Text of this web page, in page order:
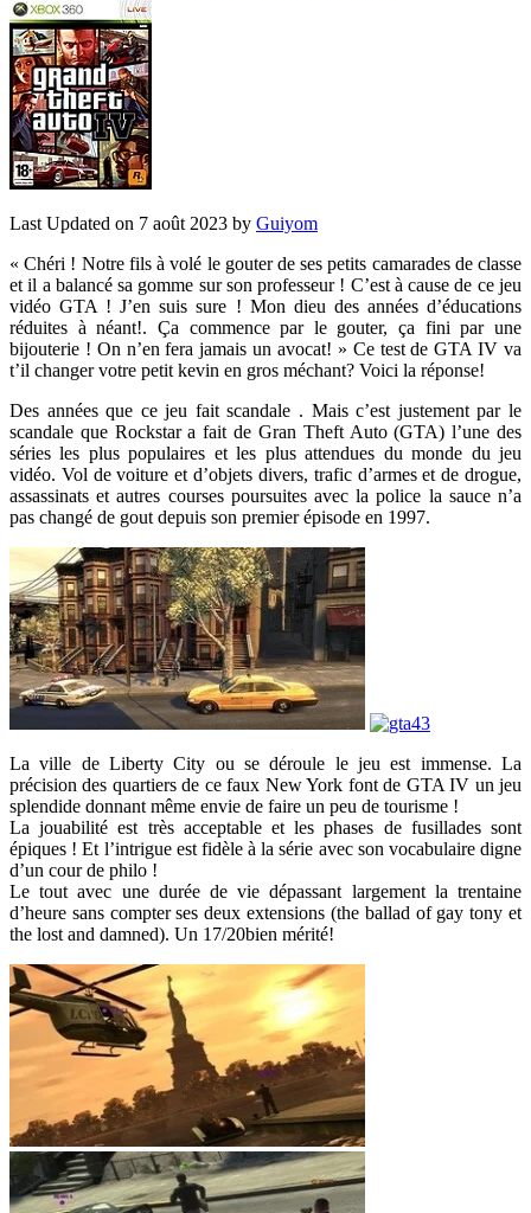
Last Updated on 7 août 2023 by Guiyom
« Chéri ! Notre fils à volé le gouter de ses petits camarades de classe
et il a balancé sa gomme sur son professeur ! C’est à cause de ce jeu
vidéo GTA ! J’en suis sure ! Mon dieu des années d’éducations
réduites à néant!. Ça commence par le gouter, ça fini par une
bijouterie ! On n’en fera jamais un avocat! » Ce test de GTA IV va
t’il changer votre petit kevin en gros méchant? Voici la réponse!
Des années que ce jeu fait scandale . Mais c’est justement par le
scandale que Rockstar a fait de Gran Theft Auto (GTA) l’une des
séries les plus populaires et les plus attendues du monde du jeu
vidéo. Vol de voiture et d’objets divers, trafic d’armes et de drogue,
assassinats et autres courses poursuites avec la police la sauce n’a
pas changé de gout depuis son premier épisode en 1997.
La ville de Liberty City ou se déroule le jeu est immense. La
précision des quartiers de ce faux New York font de GTA IV un jeu
splendide donnant même envie de faire un peu de tourisme !
La jouabilité est très acceptable et les phases de fusillades sont
épiques ! Et l’intrigue est fidèle à la série avec son vocabulaire digne
d’un cour de philo !
Le tout avec une durée de vie dépassant largement la trentaine
d’heure sans compter ses deux extensions (the ballad of gay tony et
the lost and damned). Un 17/20bien mérité!